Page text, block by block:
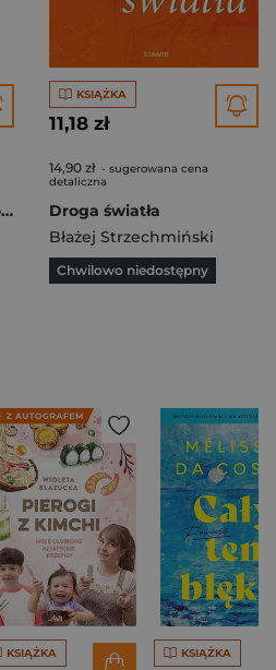
Przyśnił mi sie Ojciec Pio Trochę inna biografia
KSIĄŻKA
11,18 zł
14,90 zł - sugerowana cena
detaliczna
Droga światła
Błażej Strzechmiński
Chwilowo niedostępny
KSIĄŻKA KSIĄŻKA